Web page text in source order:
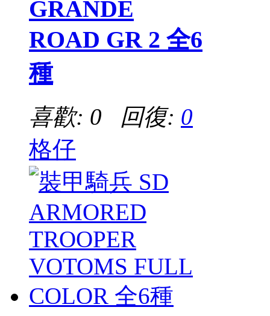
GRANDE
ROAD GR 2 全6
種
喜歡: 0 回復: 0
格仔